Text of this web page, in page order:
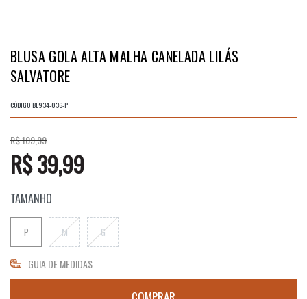
BLUSA GOLA ALTA MALHA CANELADA LILÁS
SALVATORE
CÓDIGO BL934-036-P
R$ 109,99
R$ 39,99
TAMANHO
P M G
GUIA DE MEDIDAS